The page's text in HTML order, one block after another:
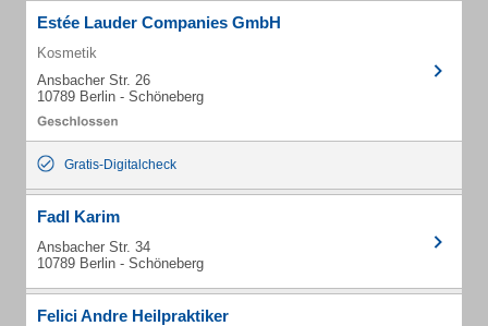
Estée Lauder Companies GmbH
Kosmetik
Ansbacher Str. 26
10789 Berlin - Schöneberg
Gratis-Digitalcheck
Fadl Karim
Ansbacher Str. 34
10789 Berlin - Schöneberg
Felici Andre Heilpraktiker